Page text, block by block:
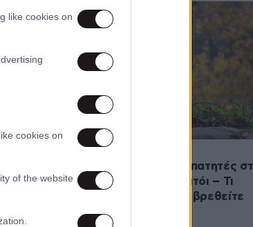
like cookies on
cookies on
of the website
Τι
Λύκος επιτέθηκε σε περιπατητές
βασιλικά Κτήματα στο Τατόι – Τι
πρέπει να προσέξετε αν βρεθείτε
απέναντί του